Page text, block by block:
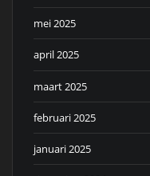
mei 2025
april 2025
maart 2025
februari 2025
januari 2025